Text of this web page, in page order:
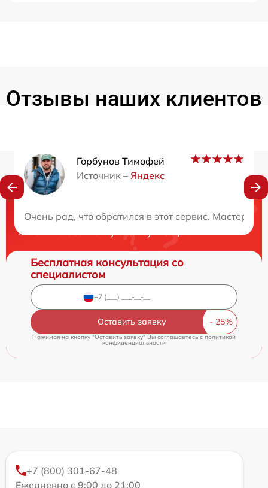
Отзывы наших клиентов
Горбунов Тимофей
Источник – Яндекс
Очень рад, что обратился в этот сервис.
Нужна консультация?
Закажите бесплатную консультацию
Бесплатная консультация со
специалистом
Оставить заявку
Нажимая на кнопку "Оставить заявку" Вы соглашаетесь cполитикой
конфиденциальности
+7 (800) 301-67-48
Ежедневно с 9:00 до 21:00